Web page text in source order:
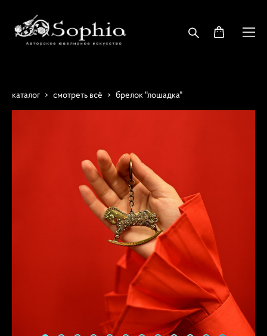
каталог > смотреть всё > брелок "лошадка"